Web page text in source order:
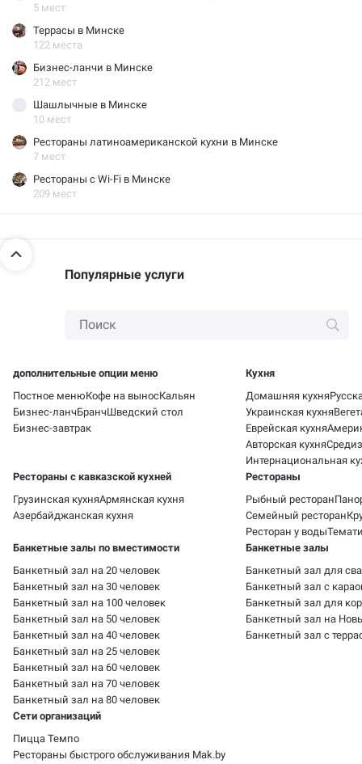
5 мест
Террасы в Минске
122 места
Бизнес-ланчи в Минске
212 мест
Шашлычные в Минске
10 мест
Рестораны латиноамериканской кухни в Минске
7 мест
Рестораны с Wi-Fi в Минске
209 мест
Популярные услуги
дополнительные опции меню
Постное менюКофе на выносКальян
Бизнес-ланчБранчШведский стол
Бизнес-завтрак
Кухня
Домашняя кухня
Украинская кухня
Еврейская кухня
Авторская кухня
Интернациональная
Рестораны с кавказской кухней
Грузинская кухняАрмянская кухня
Азербайджанская кухня
Рестораны
Рыбный ресторан
Семейный ресторан
Ресторан у воды
Банкетные залы по вместимости
Банкетный зал на 20 человек
Банкетный зал на 30 человек
Банкетный зал на 100 человек
Банкетный зал на 50 человек
Банкетный зал на 40 человек
Банкетный зал на 25 человек
Банкетный зал на 60 человек
Банкетный зал на 70 человек
Банкетный зал на 80 человек
Банкетные залы
Банкетный зал для
Банкетный зал с
Банкетный зал для
Банкетный зал на
Банкетный зал с
Сети организаций
Пицца Темпо
Рестораны быстрого обслуживания Mak.by